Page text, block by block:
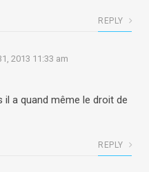
REPLY
2013 11:33 am
il a quand même le droit de
REPLY